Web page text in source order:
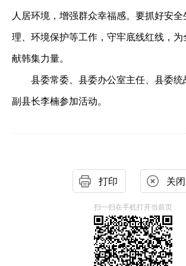
人居环境，增强群众幸福感。要抓好安
理、环境保护等工作，守牢底线红线，
献韩集力量。
县委常委、县委办公室主任、县委统
副县长李楠参加活动。
打印 关闭
扫一扫在手机打开当前页